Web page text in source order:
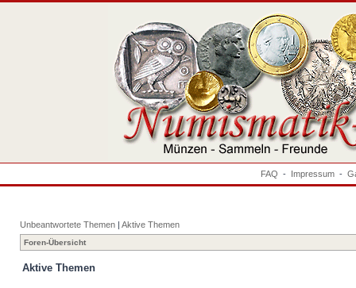
FAQ - Impressum -
Unbeantwortete Themen | Aktive Themen
Foren-Übersicht
Aktive Themen